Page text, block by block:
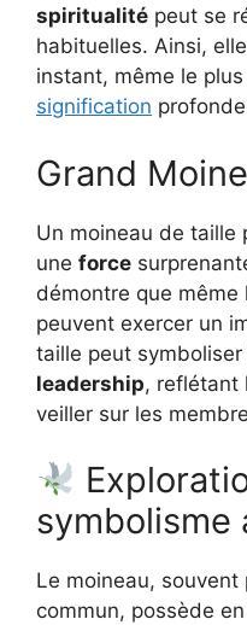
spiritualité peut se
habituelles. Ainsi,
instant, même le
signification
Grand
Un moineau de taille
une force
démontre que
peuvent exercer un
taille peut symboliser
leadership, reflétant
veiller sur les
symbolisme
Le moineau, souvent
commun, possède